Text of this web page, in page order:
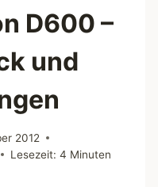
D600 –
und
2012
Lesezeit: 4 Minuten